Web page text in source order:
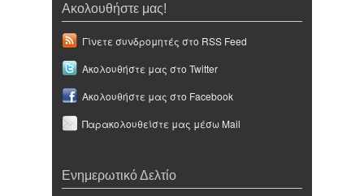
Ακολουθήστε μας!
Γίνετε συνδρομητές στο RSS Feed
Ακολουθήστε μας στο Twitter
Ακολουθήστε μας στο Facebook
Παρακολουθείστε μας μέσω Mail
Ενημερωτικό Δελτίο